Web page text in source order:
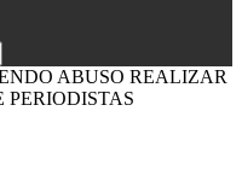
ABUSO REALIZAR